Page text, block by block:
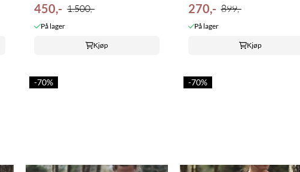
450,- 1.500,-
På lager
Kjøp
270,- 899,-
På lager
Kjøp
-70% -70%